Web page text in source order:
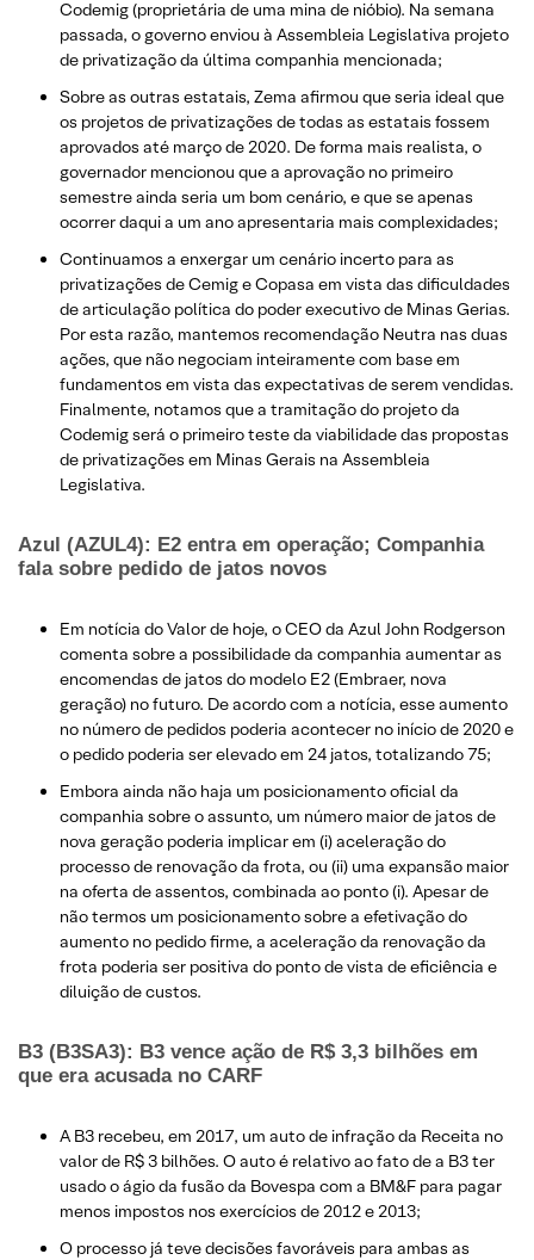
Codemig (proprietária de uma mina de nióbio). Na semana
passada, o governo enviou à Assembleia Legislativa projeto
de privatização da última companhia mencionada;
Sobre as outras estatais, Zema afirmou que seria ideal que
os projetos de privatizações de todas as estatais fossem
aprovados até março de 2020. De forma mais realista, o
governador mencionou que a aprovação no primeiro
semestre ainda seria um bom cenário, e que se apenas
ocorrer daqui a um ano apresentaria mais complexidades;
Continuamos a enxergar um cenário incerto para as
privatizações de Cemig e Copasa em vista das dificuldades
de articulação política do poder executivo de Minas Gerias.
Por esta razão, mantemos recomendação Neutra nas duas
ações, que não negociam inteiramente com base em
fundamentos em vista das expectativas de serem vendidas.
Finalmente, notamos que a tramitação do projeto da
Codemig será o primeiro teste da viabilidade das propostas
de privatizações em Minas Gerais na Assembleia
Legislativa.
Azul (AZUL4): E2 entra em operação; Companhia
fala sobre pedido de jatos novos
Em notícia do Valor de hoje, o CEO da Azul John Rodgerson
comenta sobre a possibilidade da companhia aumentar as
encomendas de jatos do modelo E2 (Embraer, nova
geração) no futuro. De acordo com a notícia, esse aumento
no número de pedidos poderia acontecer no início de 2020 e
o pedido poderia ser elevado em 24 jatos, totalizando 75;
Embora ainda não haja um posicionamento oficial da
companhia sobre o assunto, um número maior de jatos de
nova geração poderia implicar em (i) aceleração do
processo de renovação da frota, ou (ii) uma expansão maior
na oferta de assentos, combinada ao ponto (i). Apesar de
não termos um posicionamento sobre a efetivação do
aumento no pedido firme, a aceleração da renovação da
frota poderia ser positiva do ponto de vista de eficiência e
diluição de custos.
B3 (B3SA3): B3 vence ação de R$ 3,3 bilhões em
que era acusada no CARF
A B3 recebeu, em 2017, um auto de infração da Receita no
valor de R$ 3 bilhões. O auto é relativo ao fato de a B3 ter
usado o ágio da fusão da Bovespa com a BM&F para pagar
menos impostos nos exercícios de 2012 e 2013;
O processo já teve decisões favoráveis para ambas as